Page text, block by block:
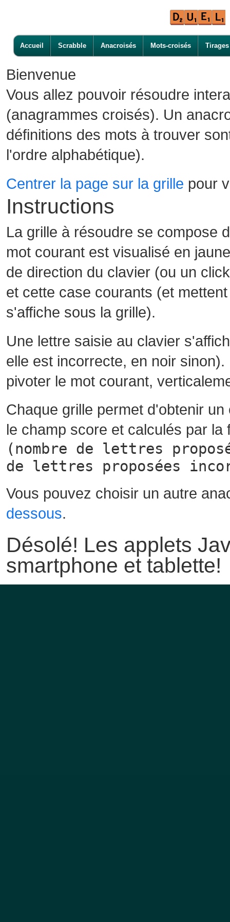
Accueil Scrabble Anacroisés Mots-croisés Tirages
Bienvenue
Vous allez pouvoir résoudre
(anagrammes croisés). Un
définitions des mots à trouver
l'ordre alphabétique).
Centrer la page sur la grille pour
Instructions
La grille à résoudre se compose
mot courant est visualisé en
de direction du clavier (ou un
et cette case courants (et
s'affiche sous la grille).
Une lettre saisie au clavier
elle est incorrecte, en noir
pivoter le mot courant,
Chaque grille permet d'obtenir
le champ score et calculés par la
(nombre de lettres
de lettres proposées
Vous pouvez choisir un autre
dessous.
Désolé! Les applets
smartphone et tablette!